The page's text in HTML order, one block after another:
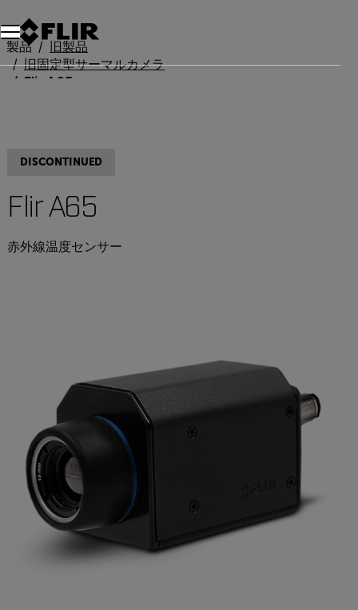
製品
旧製品
旧固定型サーマルカメラ
Flir A65
DISCONTINUED
Flir A65
赤外線温度センサー